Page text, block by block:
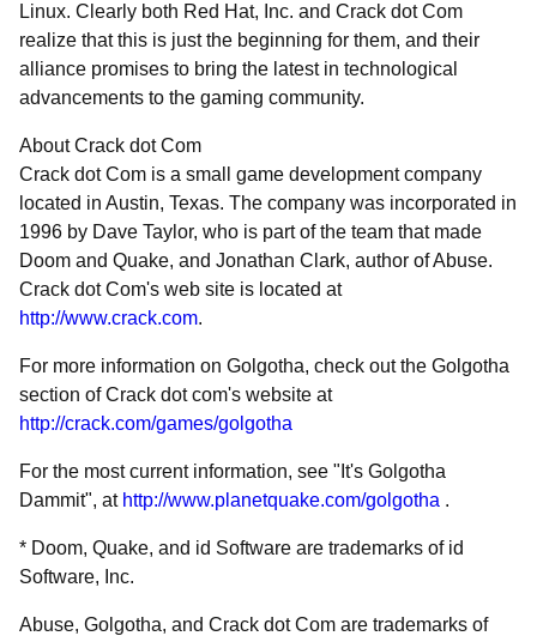
Linux. Clearly both Red Hat, Inc. and Crack dot Com
realize that this is just the beginning for them, and their
alliance promises to bring the latest in technological
advancements to the gaming community.
About Crack dot Com
Crack dot Com is a small game development company
located in Austin, Texas. The company was incorporated in
1996 by Dave Taylor, who is part of the team that made
Doom and Quake, and Jonathan Clark, author of Abuse.
Crack dot Com's web site is located at
http://www.crack.com.
For more information on Golgotha, check out the Golgotha
section of Crack dot com's website at
http://crack.com/games/golgotha
For the most current information, see "It's Golgotha
Dammit", at http://www.planetquake.com/golgotha .
* Doom, Quake, and id Software are trademarks of id
Software, Inc.
Abuse, Golgotha, and Crack dot Com are trademarks of